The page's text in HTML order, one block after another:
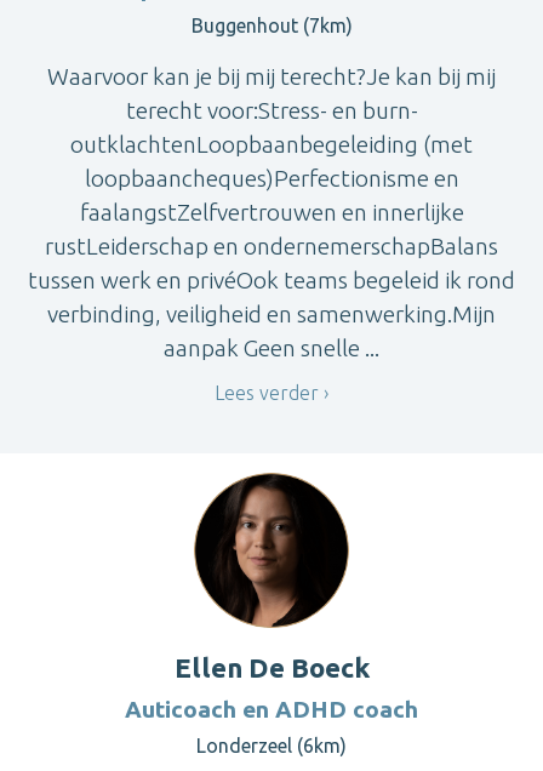
Buggenhout (7km)
Waarvoor kan je bij mij terecht?Je kan bij mij
terecht voor:Stress- en burn-
outklachtenLoopbaanbegeleiding (met
loopbaancheques)Perfectionisme en
faalangstZelfvertrouwen en innerlijke
rustLeiderschap en ondernemerschapBalans
tussen werk en privéOok teams begeleid ik rond
verbinding, veiligheid en samenwerking.Mijn
aanpak Geen snelle ...
Lees verder
Ellen De Boeck
Auticoach en ADHD coach
Londerzeel (6km)